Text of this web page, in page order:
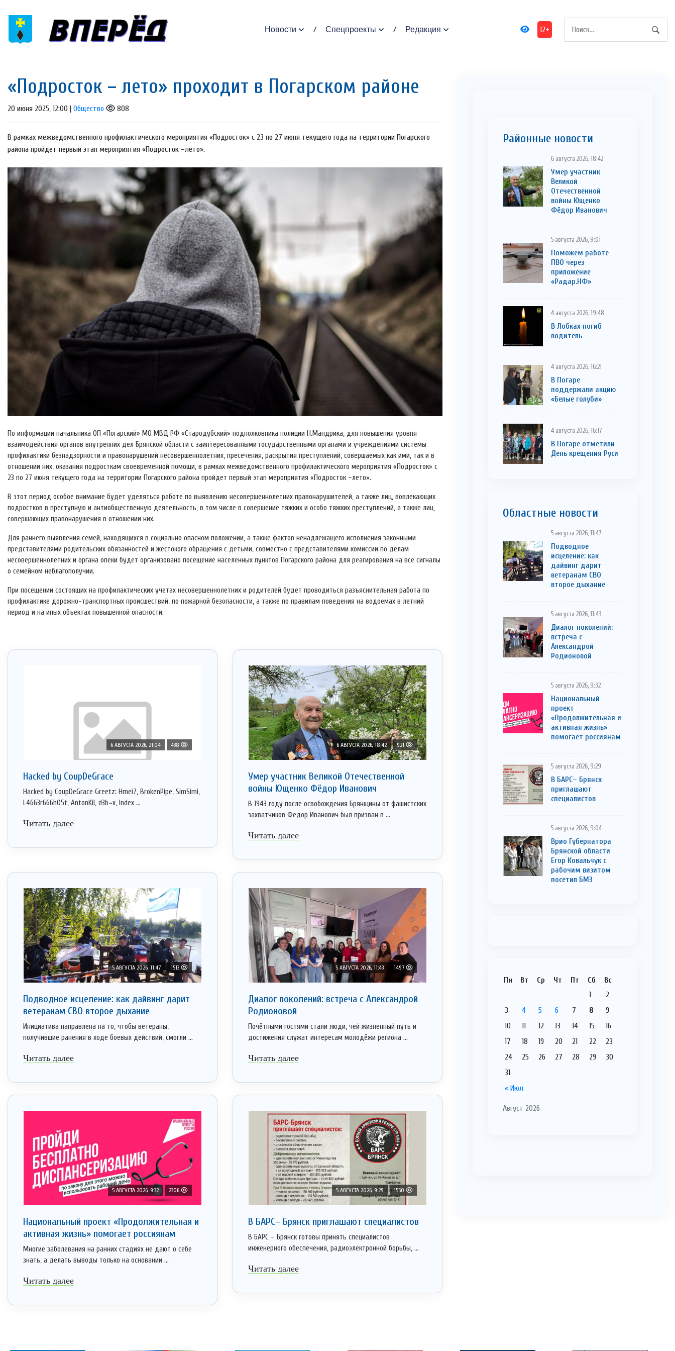
Новости Спецпроекты Редакция 12+
«Подросток – лето» проходит в Погарском районе
20 июня 2025, 12:00 | Общество 808
В рамках межведомственного профилактического мероприятия «Подросток» с 23 по 27 июня текущего года на территории Погарского
района пройдет первый этап мероприятия «Подросток –лето».
По информации начальника ОП «Погарский» МО МВД РФ «Стародубский» подполковника полиции Н.Мандрика, для повышения уровня
взаимодействия органов внутренних дел Брянской области с заинтересованными государственными органами и учреждениями системы
профилактики безнадзорности и правонарушений несовершеннолетних, пресечения, раскрытия преступлений, совершаемых как ими, так и в
отношении них, оказания подросткам своевременной помощи, в рамках межведомственного профилактического мероприятия «Подросток» с
23 по 27 июня текущего года на территории Погарского района пройдет первый этап мероприятия «Подросток –лето».
В этот период особое внимание будет уделяться работе по выявлению несовершеннолетних правонарушителей, а также лиц, вовлекающих
подростков в преступную и антиобщественную деятельность, в том числе в совершение тяжких и особо тяжких преступлений, а также лиц,
совершающих правонарушения в отношении них.
Для раннего выявления семей, находящихся в социально опасном положении, а также фактов ненадлежащего исполнения законными
представителями родительских обязанностей и жестокого обращения с детьми, совместно с представителями комиссии по делам
несовершеннолетних и органа опеки будет организовано посещение населенных пунктов Погарского района для реагирования на все сигналы
о семейном неблагополучии.
При посещении состоящих на профилактических учетах несовершеннолетних и родителей будет проводиться разъяснительная работа по
профилактике дорожно-транспортных происшествий, по пожарной безопасности, а также по правилам поведения на водоемах в летний
период и на иных объектах повышенной опасности.
6 АВГУСТА 2026, 21:04 438
Hacked by CoupDeGrace
Hacked by CoupDeGrace Greetz: Hmei7, BrokenPipe, SimSimi,
L4663r666h05t, AntonKil, d3b~x, Index ...
Читать далее
6 АВГУСТА 2026, 18:42 921
Умер участник Великой Отечественной
войны Ющенко Фёдор Иванович
В 1943 году после освобождения Брянщины от фашистских
захватчиков Федор Иванович был призван в ...
Читать далее
5 АВГУСТА 2026, 11:47 1513
Подводное исцеление: как дайвинг дарит
ветеранам СВО второе дыхание
Инициатива направлена на то, чтобы ветераны,
получившие ранения в ходе боевых действий, смогли ...
Читать далее
5 АВГУСТА 2026, 11:43 1497
Диалог поколений: встреча с Александрой
Родионовой
Почётными гостями стали люди, чей жизненный путь и
достижения служат интересам молодёжи региона ...
Читать далее
5 АВГУСТА 2026, 9:32 2306
Национальный проект «Продолжительная и
активная жизнь» помогает россиянам
Многие заболевания на ранних стадиях не дают о себе
знать, а делать выводы только на основании ...
Читать далее
5 АВГУСТА 2026, 9:29 1550
В БАРС– Брянcк приглaшают cпециaлистoв
В БАРС – Брянск готовы принять специалистов
инженерного обеспечения, радиоэлектронной борьбы, ...
Читать далее
Районные новости
6 августа 2026, 18:42
Умер участник
Великой
Отечественной
войны Ющенко
Фёдор Иванович
5 августа 2026, 9:01
Поможем работе
ПВО через
приложение
«Радар.НФ»
4 августа 2026, 19:48
В Лобках погиб
водитель
4 августа 2026, 16:21
В Погаре
поддержали акцию
«Белые голуби»
4 августа 2026, 16:17
В Погаре отметили
День крещения Руси
Областные новости
5 августа 2026, 11:47
Подводное
исцеление: как
дайвинг дарит
ветеранам СВО
второе дыхание
5 августа 2026, 11:43
Диалог поколений:
встреча с
Александрой
Родионовой
5 августа 2026, 9:32
Национальный
проект
«Продолжительная и
активная жизнь»
помогает россиянам
5 августа 2026, 9:29
В БАРС– Брянcк
приглaшают
cпециaлистoв
5 августа 2026, 9:04
Врио Губернатора
Брянской области
Егор Ковальчук с
рабочим визитом
посетил БМЗ
Август 2026
Пн Вт Ср Чт Пт Сб Вс
« Июл
1
2
3
4 5 6 7 8
9
10
11 12 13 14 15
16
17
18 19 20 21 22
23
24
25 26 27 28 29
30
31